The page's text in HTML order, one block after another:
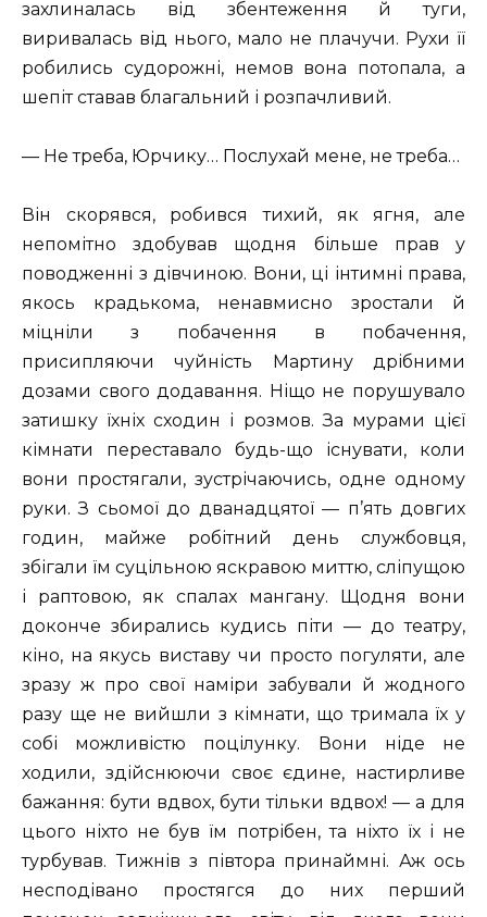
захлиналась від збентеження й туги,
виривалась від нього, мало не плачучи. Рухи її
робились судорожні, немов вона потопала, а
шепіт ставав благальний і розпачливий.
— Не треба, Юрчику… Послухай мене, не треба…
Він скорявся, робився тихий, як ягня, але
непомітно здобував щодня більше прав у
поводженні з дівчиною. Вони, ці інтимні права,
якось крадькома, ненавмисно зростали й
міцніли з побачення в побачення,
присипляючи чуйність Мартину дрібними
дозами свого додавання. Ніщо не порушувало
затишку їхніх сходин і розмов. За мурами цієї
кімнати переставало будь-що існувати, коли
вони простягали, зустрічаючись, одне одному
руки. З сьомої до дванадцятої — п’ять довгих
годин, майже робітний день службовця,
збігали їм суцільною яскравою миттю, сліпущою
і раптовою, як спалах мангану. Щодня вони
доконче збирались кудись піти — до театру,
кіно, на якусь виставу чи просто погуляти, але
зразу ж про свої наміри забували й жодного
разу ще не вийшли з кімнати, що тримала їх у
собі можливістю поцілунку. Вони ніде не
ходили, здійснюючи своє єдине, настирливе
бажання: бути вдвох, бути тільки вдвох! — а для
цього ніхто не був їм потрібен, та ніхто їх і не
турбував. Тижнів з півтора принаймні. Аж ось
несподівано простягся до них перший